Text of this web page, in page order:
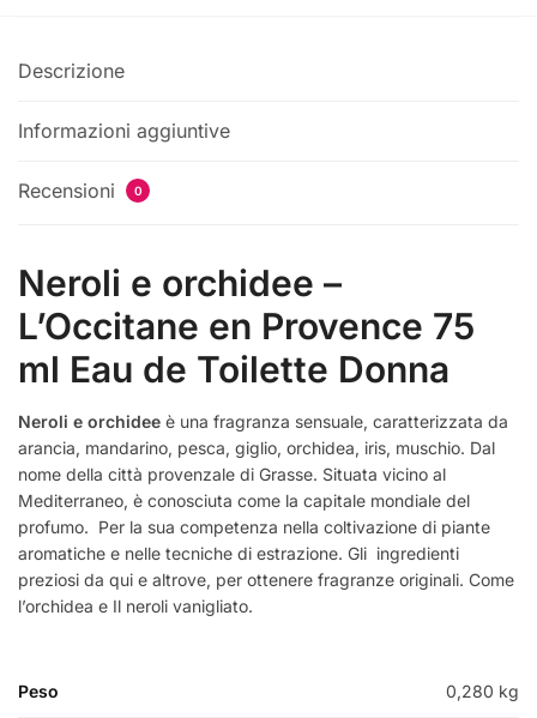
Descrizione
Informazioni aggiuntive
Recensioni 0
Neroli e orchidee –
L’Occitane en Provence 75
ml Eau de Toilette Donna
Neroli e orchidee è una fragranza sensuale, caratterizzata da
arancia, mandarino, pesca, giglio, orchidea, iris, muschio. Dal
nome della città provenzale di Grasse. Situata vicino al
Mediterraneo, è conosciuta come la capitale mondiale del
profumo. Per la sua competenza nella coltivazione di piante
aromatiche e nelle tecniche di estrazione. Gli ingredienti
preziosi da qui e altrove, per ottenere fragranze originali. Come
l’orchidea e Il neroli vanigliato.
Peso 0,280 kg